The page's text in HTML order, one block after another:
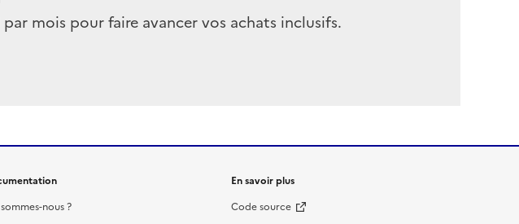
mois pour faire avancer vos achats inclusifs.
nous ?
En savoir plus
Code source